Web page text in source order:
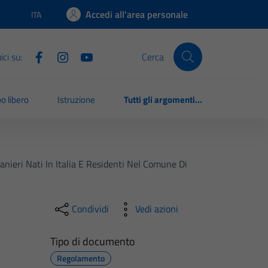
Lingua attiva:
ITA Accedi all'area personale
su: Cerca
libero Istruzione Tutti gli argomenti...
Nati In Italia E Residenti Nel Comune Di
Condividi Vedi azioni
Tipo di documento
Regolamento